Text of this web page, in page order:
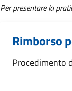
Per presentare la
Rimborso
Procedimento